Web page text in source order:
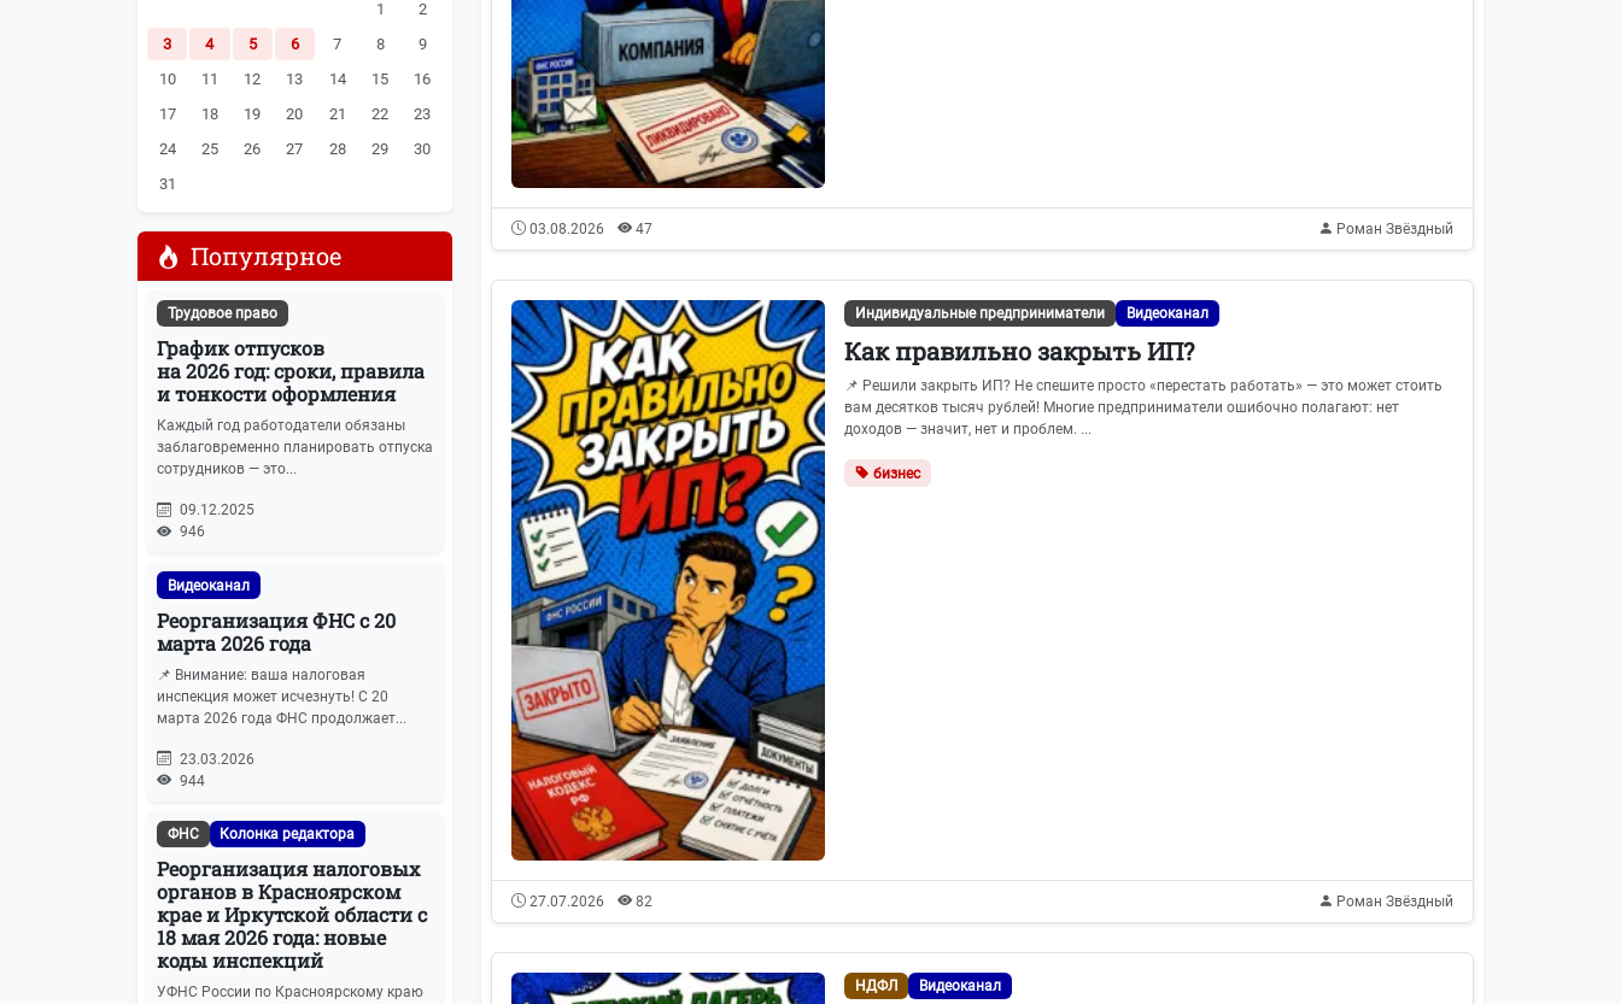
03.08.2026 47 Роман Звёздный
Индивидуальные предприниматели Видеоканал
Как правильно закрыть ИП?
📌 Решили закрыть ИП? Не спешите просто «перестать работать» — это может стоить
вам десятков тысяч рублей! Многие предприниматели ошибочно полагают: нет
доходов — значит, нет и проблем. ...
бизнес
27.07.2026 82 Роман Звёздный
НДФЛ Видеоканал
Пени и штрафы 52
НДС 51
МСП 42
Гайды и чек-листы
Обзоры законов 39
Больничные листы
ЕНС
Проверки бизнеса
Прочие новости
Прочие налоги и сборы
Кадровый учёт
Налог на имущество
Спецрежимы (УСН, ЕСХН,
Патенты)
1
2
3
4 5 6 7 8
9
10
11 12 13 14 15
16
17
18 19 20 21 22
23
24
25 26 27 28 29
30
31
Популярное
Трудовое право
График отпусков
на 2026 год: сроки, правила
и тонкости оформления
Каждый год работодатели обязаны
заблаговременно планировать отпуска
сотрудников — это...
09.12.2025
946
Видеоканал
Реорганизация ФНС с 20
марта 2026 года
📌 Внимание: ваша налоговая
инспекция может исчезнуть! С 20
марта 2026 года ФНС продолжает...
23.03.2026
944
ФНС Колонка редактора
Реорганизация налоговых
органов в Красноярском
крае и Иркутской области с
18 мая 2026 года: новые
коды инспекций
УФНС России по Красноярскому краю